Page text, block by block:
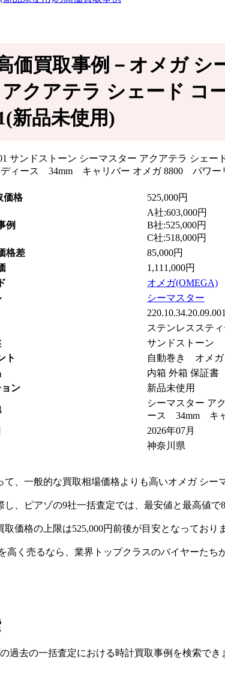
価買取事例－オメガ シ
クアテラ シェード コ
新品未使用)
価格 525,000円
例
A社:603,000円
B社:525,000円
C社:518,000円
格差
85,000円
1,111,000円
オメガ(OMEGA)
シーマスター
220.10.34.20.09.001
ステンレスステ
サンドストー ン
ト
自動巻き オメガ
内箱 外箱 保証書
ン
新品未使用
シーマスター ア
ース 34mm キャ
2026年07月
神奈川県
、一般的な買取相場価格よりも高いオメガ シー
し、ピアゾの9社一括査定では、最安値と最高値
価格の上限は525,000円前後が目安となっており
高く売るなら、業界トップクラスのバイヤーた
過去の一括査定における時計買取事例を検索でき